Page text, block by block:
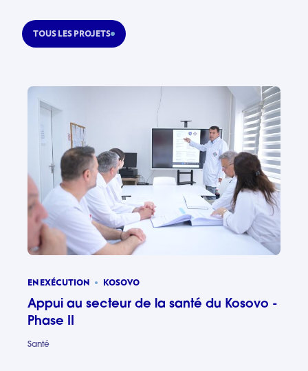
TOUS LES PROJETS
EN EXÉCUTION KOSOVO
Appui au secteur de la santé du Kosovo -
Phase II
Santé